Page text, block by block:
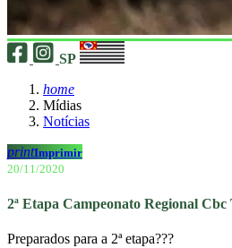
SP
home
Mídias
Notícias
printImprimir
20/11/2020
2ª Etapa Campeonato Regional Cbc
Preparados para a 2ª etapa???